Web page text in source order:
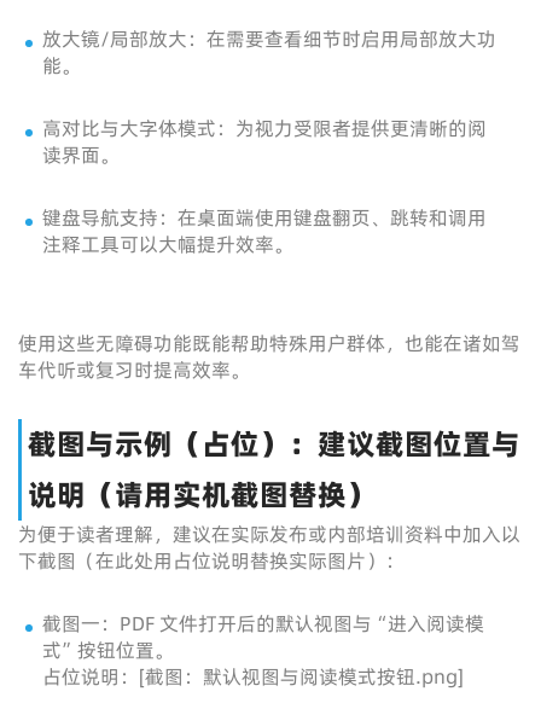
放大镜/局部放大：在需要查看细节时启用局部放大功
能。
高对比与大字体模式：为视力受限者提供更清晰的阅
读界面。
键盘导航支持：在桌面端使用键盘翻页、跳转和调用
注释工具可以大幅提升效率。
使用这些无障碍功能既能帮助特殊用户群体，也能在诸如驾
车代听或复习时提高效率。
截图与示例（占位）：建议截图位置与
说明（请用实机截图替换）
为便于读者理解，建议在实际发布或内部培训资料中加入以
下截图（在此处用占位说明替换实际图片）：
截图一：PDF 文件打开后的默认视图与“进入阅读模
式”按钮位置。
占位说明：[截图：默认视图与阅读模式按钮.png]